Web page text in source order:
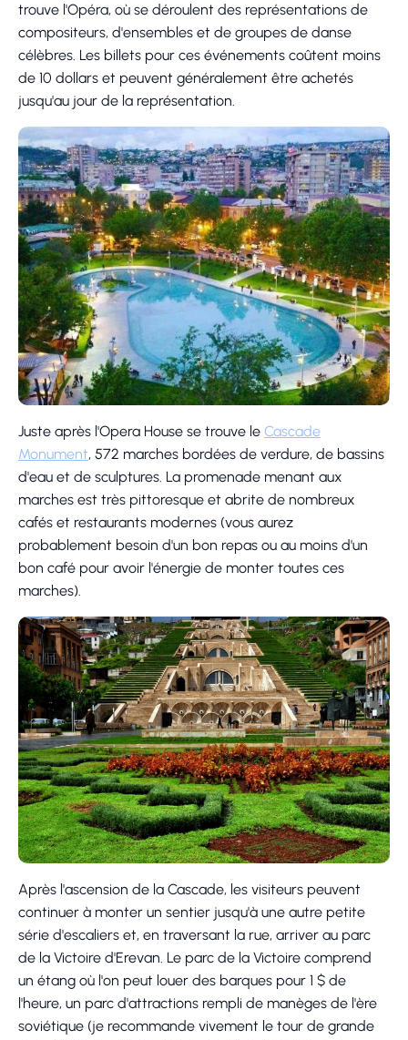
trouve l'Opéra, où se déroulent des représentations de
compositeurs, d'ensembles et de groupes de danse
célèbres. Les billets pour ces événements coûtent moins
de 10 dollars et peuvent généralement être achetés
jusqu'au jour de la représentation.
Juste après l'Opera House se trouve le Cascade
Monument, 572 marches bordées de verdure, de bassins
d'eau et de sculptures. La promenade menant aux
marches est très pittoresque et abrite de nombreux
cafés et restaurants modernes (vous aurez
probablement besoin d'un bon repas ou au moins d'un
bon café pour avoir l'énergie de monter toutes ces
marches).
Après l'ascension de la Cascade, les visiteurs peuvent
continuer à monter un sentier jusqu'à une autre petite
série d'escaliers et, en traversant la rue, arriver au parc
de la Victoire d'Erevan. Le parc de la Victoire comprend
un étang où l'on peut louer des barques pour 1 $ de
l'heure, un parc d'attractions rempli de manèges de l'ère
soviétique (je recommande vivement le tour de grande